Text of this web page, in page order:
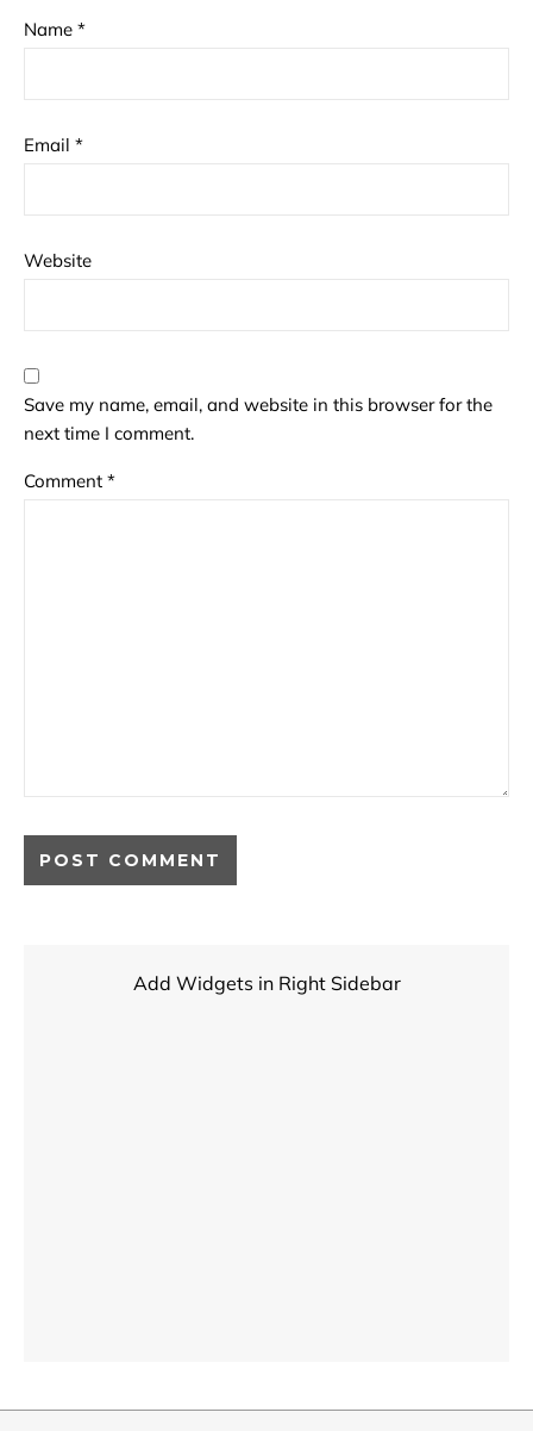
Name *
Email *
Website
Save my name, email, and website in this browser for the
next time I comment.
Comment *
Add Widgets in Right Sidebar